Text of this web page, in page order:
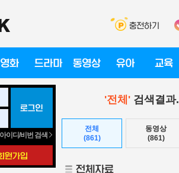
아이디/비번 검색
'전체'검색결과
전체
(861)
동영상
(861)